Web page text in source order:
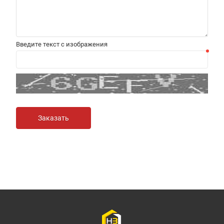
Введите текст с изображения